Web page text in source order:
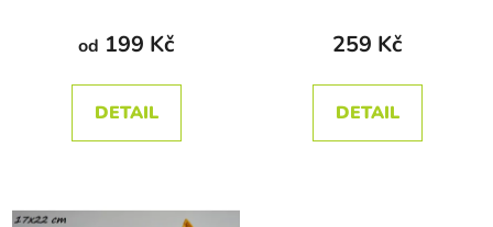
produktu
5,0
z
od 199 Kč
DETAIL
produktu
5,0
z
259 Kč
DETAIL